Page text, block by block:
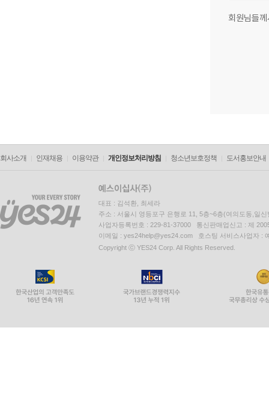
회원님들
회사소개 인재채용 이용약관 개인정보처리방침 청소년보호정책 도서홍보안내
대표 : 김석환, 최세라
주소 : 서울시 영등포구 은행로 11, 5층~6층(여의도동,일신
사업자등록번호 : 229-81-37000 통신판매업신고 : 제
이메일 : yes24help@yes24.com 호스팅 서비스사업자 :
Copyright ⓒ YES24 Corp. All Rights Reserved.